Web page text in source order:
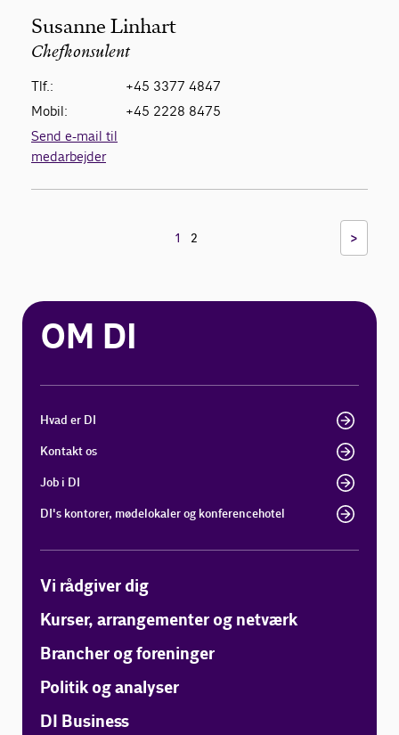
Susanne Linhart
Chefkonsulent
Tlf.:
+45 3377 4847
Mobil:
+45 2228 8475
Send e-mail til
medarbejder
1 2 >
OM DI
Hvad er DI
Kontakt os
Job i DI
DI's kontorer, mødelokaler og konferencehotel
Vi rådgiver dig
Kurser, arrangementer og netværk
Brancher og foreninger
Politik og analyser
DI Business